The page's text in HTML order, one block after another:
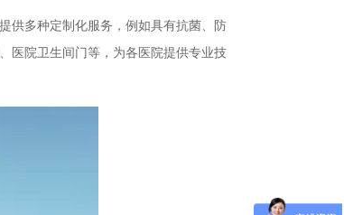
供多种定制化服务，例如具有抗菌、防
医院卫生间门等，为各医院提供专业技